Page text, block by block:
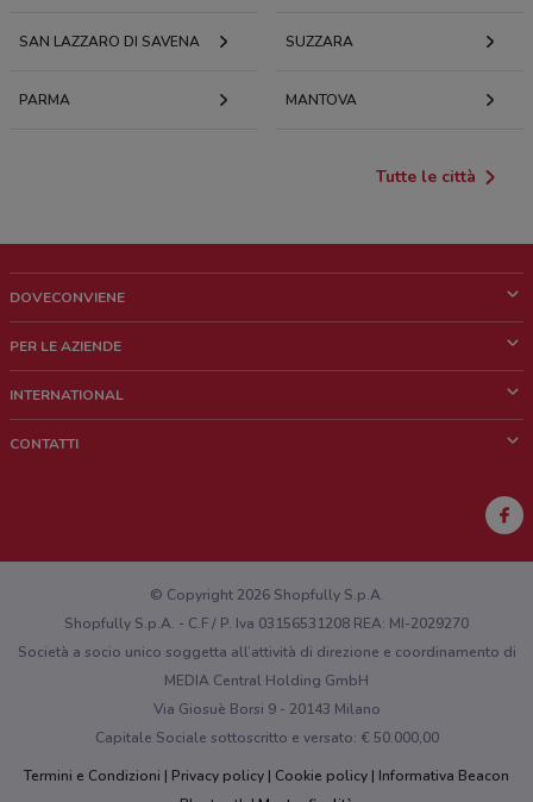
SAN LAZZARO DI SAVENA SUZZARA
PARMA MANTOVA
Tutte le città
DOVECONVIENE
Chi siamo
Lavora con noi
PER LE AZIENDE
Richieste commerciali e marketing
INTERNATIONAL
CONTATTI
Hai un malfunzionamento sul web o sull'app?
© Copyright 2026 Shopfully S.p.A.
Shopfully S.p.A. - C.F / P. Iva 03156531208 REA: MI-2029270
Società a socio unico soggetta all’attività di direzione e coordinamento di
MEDIA Central Holding GmbH
Via Giosuè Borsi 9 - 20143 Milano
Capitale Sociale sottoscritto e versato: € 50.000,00
Termini e Condizioni
Privacy policy Cookie policy
Informativa Beacon